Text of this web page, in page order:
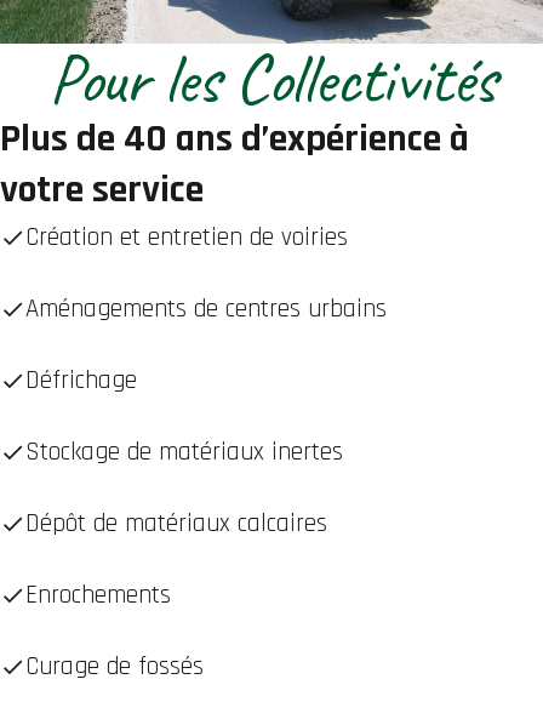
Pour les Collectivités
Plus de 40 ans d’expérience à
votre service
Création et entretien de voiries
Aménagements de centres urbains
Défrichage
Stockage de matériaux inertes
Dépôt de matériaux calcaires
Enrochements
Curage de fossés